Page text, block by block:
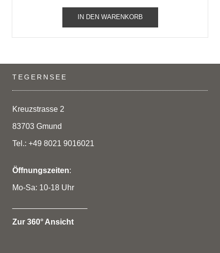
IN DEN WARENKORB
TEGERNSEE
Kreuzstrasse 2
83703 Gmund
Tel.: +49 8021 9016021
Öffnungszeiten:
Mo-Sa: 10-18 Uhr
Zur 360° Ansicht